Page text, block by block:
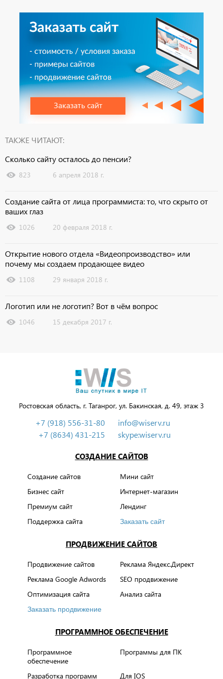
Заказать сайт
ТАКЖЕ ЧИТАЮТ:
Сколько сайту осталось до пенсии?
823 6 апреля 2018 г.
Создание сайта от лица программиста: то, что скрыто от
ваших глаз
1026 20 февраля 2018 г.
Открытие нового отдела «Видеопроизводство» или
почему мы создаем продающее видео
1108 29 января 2018 г.
Логотип или не логотип? Вот в чём вопрос
1046 15 декабря 2017 г.
Ростовская область, г. Таганрог, ул. Бакинская, д. 49, этаж 3
+7 (918) 556-31-80
+7 (8634) 431-215
info@wiserv.ru
skype:wiserv.ru
СОЗДАНИЕ САЙТОВ
Создание сайтов
Мини сайт
Бизнес сайт
Интернет-магазин
Премиум сайт
Лендинг
Поддержка сайта
Заказать сайт
ПРОДВИЖЕНИЕ САЙТОВ
Продвижение сайтов
Реклама Яндекс.Директ
Реклама Google Adwords
SEO продвижение
Оптимизация сайта
Анализ сайта
Заказать продвижение
ПРОГРАММНОЕ ОБЕСПЕЧЕНИЕ
Программное
обеспечение
Программы для ПК
Разработка программ Для IOS